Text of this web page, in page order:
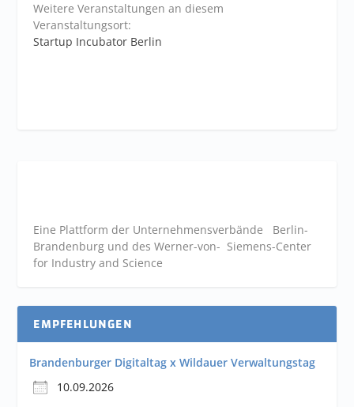
Weitere Veranstaltungen an diesem
Veranstaltungsort:
Startup Incubator Berlin
Eine Plattform der Unternehmensverbände Berlin-
Brandenburg und des Werner-von- Siemens-Center
for Industry and Science
EMPFEHLUNGEN
Brandenburger Digitaltag x Wildauer Verwaltungstag
10.09.2026